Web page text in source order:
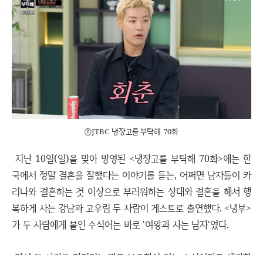
ⓒJTBC 냉장고를 부탁해 70화
지난 10일(일)을 맞아 방영된 <냉장고를 부탁해 70화>에는 한
국에서 정말 결혼을 잘했다는 이야기를 듣는, 어쩌면 남자들이 카
리나와 결혼하는 것 이상으로 부러워하는 상대와 결혼을 해서 행
복하게 사는 강남과 고우림 두 사람이 게스트로 출연했다. <냉부>
가 두 사람에게 붙인 수식어는 바로 '여왕과 사는 남자'였다.